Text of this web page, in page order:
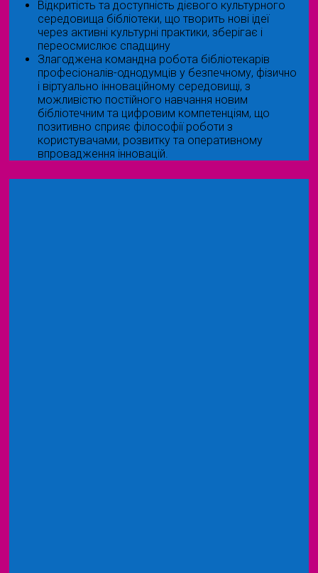
Відкритість та доступність дієвого культурного
середовища бібліотеки, що творить нові ідеї
через активні культурні практики, зберігає і
переосмислює спадщину
Злагоджена командна робота бібліотекарів
професіоналів-однодумців у безпечному, фізично
і віртуально інноваційному середовищі, з
можливістю постійного навчання новим
бібліотечним та цифровим компетенціям, що
позитивно сприяє філософії роботи з
користувачами, розвитку та оперативному
впровадження інновацій.